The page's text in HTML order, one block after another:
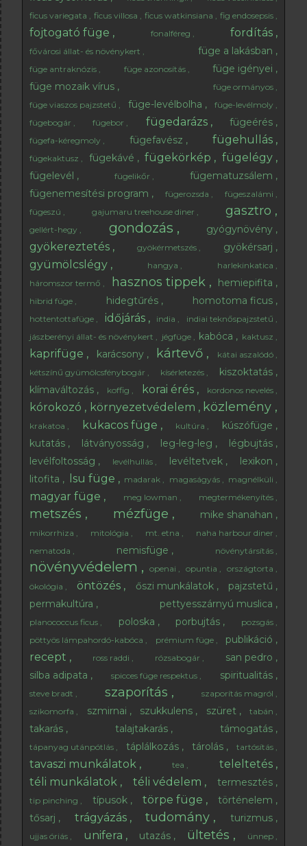
ficus variegata
ficus villosa ficus watkinsiana fig endosepsis
fojtogató füge fonalféreg fordítás
fővárosi állat- és növénykert füge a lakásban
füge antraknózis füge azonosítás
füge igényei
füge mozaik vírus
füge ormányos
füge viaszos pajzstetű
füge-levélbolha
füge-levélmoly
fügebogár
fügebor fügedarázs fügeérés
fügefa-kéregmoly fügefavész fügehullás
fügekaktusz fügekávé fügekörkép fügelégy
fügelevél fügelikőr
fügematuzsálem
fügenemesítési program
fügerozsda
fügeszalámi
fügeszú
gajumaru treehouse diner gasztro
gellért-hegy gondozás gyógynövény
gyökereztetés gyökérmetszés gyökérsarj
gyümölcslégy hangya
harlekinkatica
háromszor termő
hasznos tippek hemiepifita
hibrid füge hidegtűrés homotoma ficus
hottentottafüge időjárás india
indiai teknőspajzstetű
jászberényi állat- és növénykert
jégfüge kabóca kaktusz
kaprifüge karácsony kártevő
kátai aszalódó
kétszínű gyümölcsfénybogár
kísérletezés
kiszoktatás
klímaváltozás
koffig korai érés kordonos nevelés
kórokozó környezetvédelem közlemény
krakatoa kukacos füge kultúra
kúszófüge
kutatás
látványosság leg-leg-leg
légbujtás
levélfoltosság
levélhullás levéltetvek
lexikon
litofita
lsu füge madarak magaságyás magnélküli
magyar füge meg lowman megtermékenyítés
metszés mézfüge mike shanahan
mikorrhiza mitológia mt. etna
naha harbour diner
nematoda
nemisfüge növénytársítás
növényvédelem openai opuntia
országtorta
ökológia
öntözés őszi munkálatok
pajzstetű
permakultúra
pettyesszárnyú muslica
planococcus ficus poloska porbujtás
pozsgás
pöttyös lámpahordó-kabóca
prémium füge publikáció
recept ross raddi rózsabogár
san pedro
silba adipata
spicces füge respektus spiritualitás
steve bradt szaporítás
szaporítás magról
szikomorfa
szmirnai szukkulens szüret tabán
takarás talajtakarás támogatás
tápanyag utánpótlás táplálkozás tárolás tartósítás
tavaszi munkálatok tea
teleltetés
téli munkálatok
téli védelem termesztés
tip pinching típusok törpe füge
történelem
tősarj
trágyázás tudomány turizmus
ujjas óriás unifera utazás ültetés
ünnep